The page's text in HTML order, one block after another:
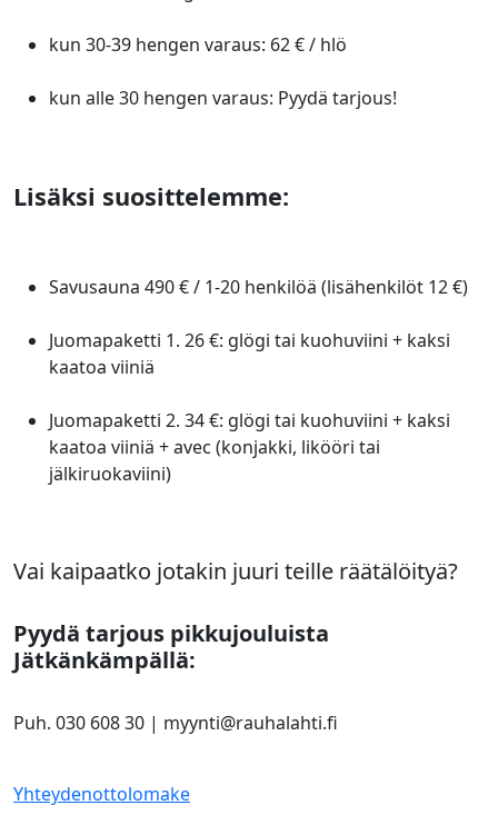
kun 30-39 hengen varaus: 62 € / hlö
kun alle 30 hengen varaus: Pyydä tarjous!
Lisäksi suosittelemme:
Savusauna 490 € / 1-20 henkilöä (lisähenkilöt 12 €)
Juomapaketti 1. 26 €: glögi tai kuohuviini + kaksi
kaatoa viiniä
Juomapaketti 2. 34 €: glögi tai kuohuviini + kaksi
kaatoa viiniä + avec (konjakki, likööri tai
jälkiruokaviini)
Vai kaipaatko jotakin juuri teille räätälöityä?
Pyydä tarjous pikkujouluista
Jätkänkämpällä:
Puh. 030 608 30 | myynti@rauhalahti.fi
Yhteydenottolomake